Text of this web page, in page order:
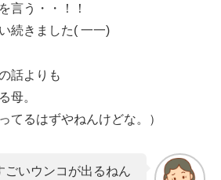
言う・・！！
続きました( 一一)
話よりも
母。
てるはずやねんけどな。）
ごいウンコが出るねん